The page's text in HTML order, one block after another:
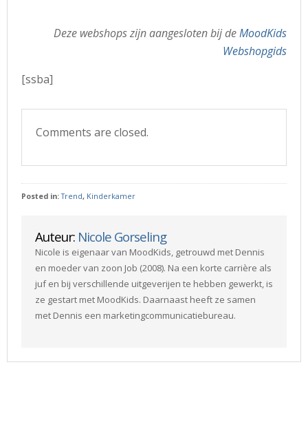
Deze webshops zijn aangesloten bij deMoodKids
Webshopgids
[ssba]
Comments are closed.
Posted in:Trend, Kinderkamer
Auteur: Nicole Gorseling
Nicole is eigenaar van MoodKids, getrouwd met Dennis
en moeder van zoon Job (2008). Na een korte carrière als
juf en bij verschillende uitgeverijen te hebben gewerkt, is
ze gestart met MoodKids. Daarnaast heeft ze samen
met Dennis een marketingcommunicatiebureau.